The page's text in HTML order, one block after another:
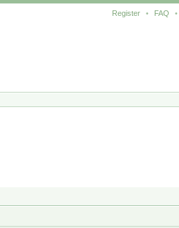
Register • FAQ •